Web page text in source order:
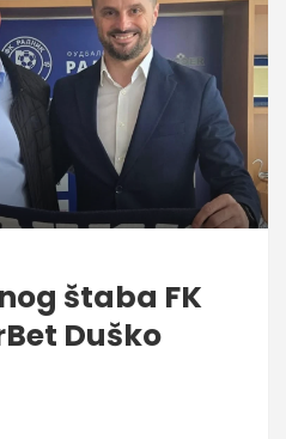
štaba FK
Duško